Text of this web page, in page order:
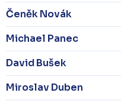
Čeněk Novák
Michael Panec
David Bušek
Miroslav Duben